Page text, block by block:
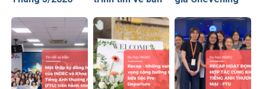
cùng INDEC
Finance – Hướng
đi nào để được
săn đón thời AI